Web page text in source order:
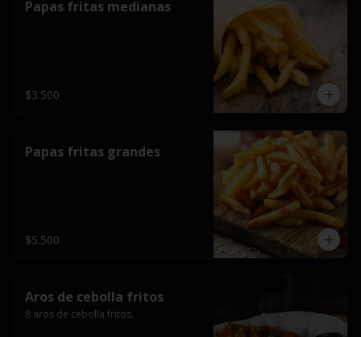
Papas fritas medianas
$3.500
Papas fritas grandes
$5.500
Aros de cebolla fritos
8 aros de cebolla fritos.